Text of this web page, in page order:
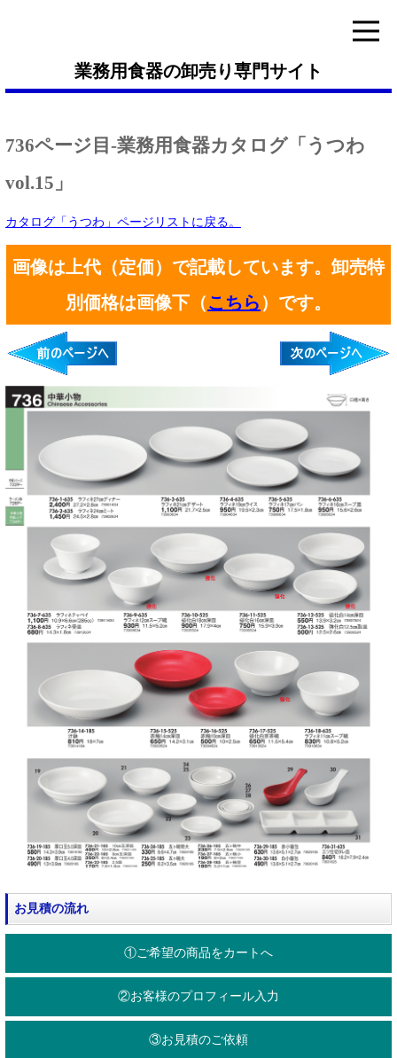
業務用食器の卸売り専門サイト
736ページ目-業務用食器カタログ「うつわ
vol.15」
カタログ「うつわ」ページリストに戻る。
画像は上代（定価）で記載しています。卸売特
別価格は画像下（こちら ）です。
お見積の流れ
①ご希望の商品をカートへ
②お客様のプロフィール入力
③お見積のご依頼